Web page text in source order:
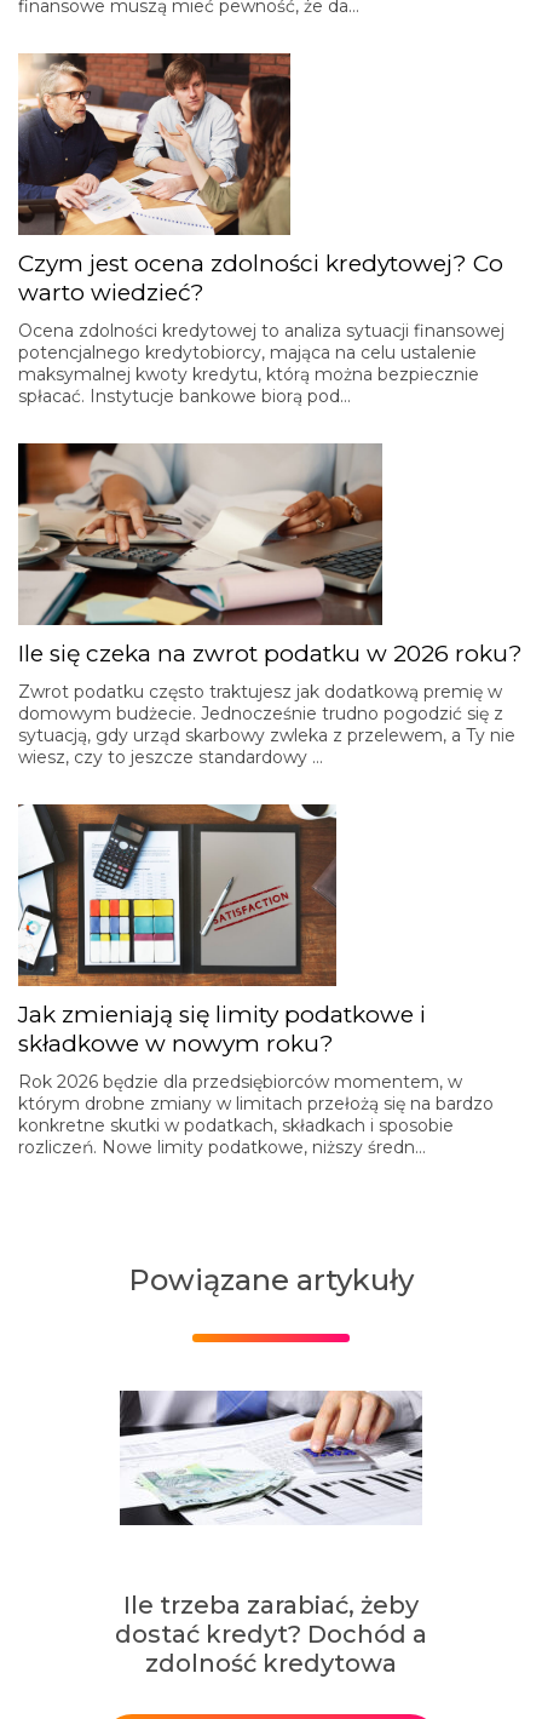
finansowe muszą mieć pewność, że da…
Czym jest ocena zdolności kredytowej? Co
warto wiedzieć?
Ocena zdolności kredytowej to analiza sytuacji finansowej
potencjalnego kredytobiorcy, mająca na celu ustalenie
maksymalnej kwoty kredytu, którą można bezpiecznie
spłacać. Instytucje bankowe biorą pod…
Ile się czeka na zwrot podatku w 2026 roku?
Zwrot podatku często traktujesz jak dodatkową premię w
domowym budżecie. Jednocześnie trudno pogodzić się z
sytuacją, gdy urząd skarbowy zwleka z przelewem, a Ty nie
wiesz, czy to jeszcze standardowy …
Jak zmieniają się limity podatkowe i
składkowe w nowym roku?
Rok 2026 będzie dla przedsiębiorców momentem, w
którym drobne zmiany w limitach przełożą się na bardzo
konkretne skutki w podatkach, składkach i sposobie
rozliczeń. Nowe limity podatkowe, niższy średn…
Powiązane artykuły
Ile trzeba zarabiać, żeby
dostać kredyt? Dochód a
zdolność kredytowa